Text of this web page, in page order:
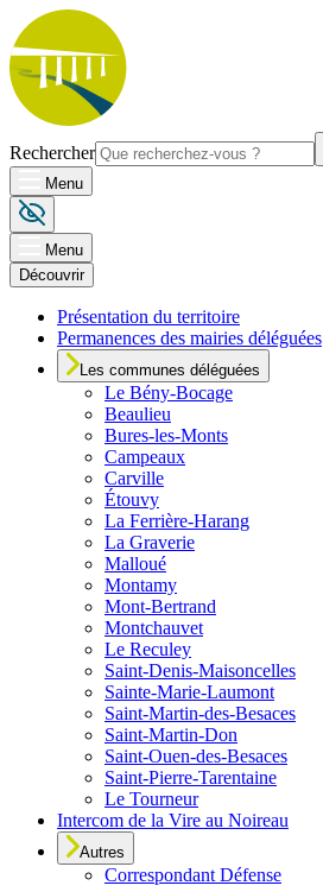
Rechercher
Menu
Menu
Découvrir
Présentation du territoire
Permanences des mairies déléguées
Les communes déléguées
Le Bény-Bocage
Beaulieu
Bures-les-Monts
Campeaux
Carville
Étouvy
La Ferrière-Harang
La Graverie
Malloué
Montamy
Mont-Bertrand
Montchauvet
Le Reculey
Saint-Denis-Maisoncelles
Sainte-Marie-Laumont
Saint-Martin-des-Besaces
Saint-Martin-Don
Saint-Ouen-des-Besaces
Saint-Pierre-Tarentaine
Le Tourneur
Intercom de la Vire au Noireau
Autres
Correspondant Défense